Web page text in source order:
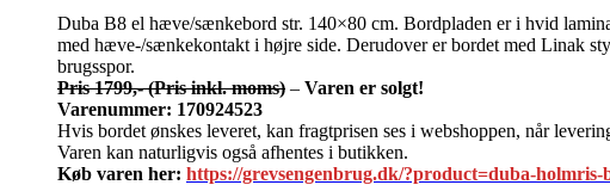
Duba B8 el hæve/sænkebord str. 140×80 cm. Bordpladen er i hvid
med hæve-/sænkekontakt i højre side. Derudover er bordet med Linak
brugsspor.
Pris 1799,- (Pris inkl. moms) – Varen er solgt!
Varenummer: 170924523
Hvis bordet ønskes leveret, kan fragtprisen ses i webshoppen, når
Varen kan naturligvis også afhentes i butikken.
Køb varen her: https://grevsengenbrug.dk/?product=duba-holmris-